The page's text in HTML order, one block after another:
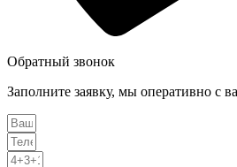
Обратный звонок
Заполните заявку, мы оперативно с